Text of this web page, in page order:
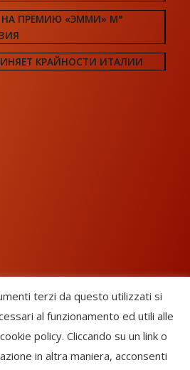
ПРЕМИЮ «ЭММИ» М°
КРАЙНОСТИ ИТАЛИИ
Federation - APS Ente Terzo
terzi da questo utilizzati si
al funzionamento ed utili alle
policy. Cliccando su un link o
in altra maniera, acconsenti